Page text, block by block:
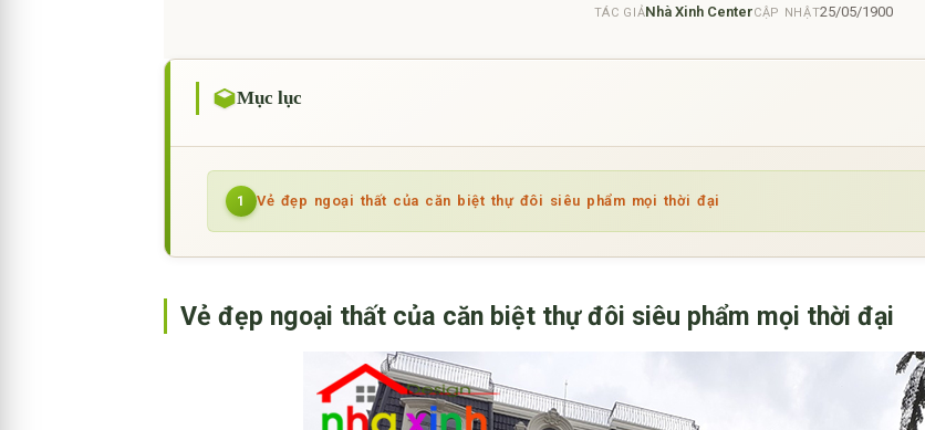
TÁC GIẢNhà Xinh CenterCẬP NHẬT25/05/1900
Mục lục
1 Vẻ đẹp ngoại thất của căn biệt thự đôi siêu phẩm mọi thời đại
Vẻ đẹp ngoại thất của căn biệt thự đôi siêu phẩm mọi thời đại